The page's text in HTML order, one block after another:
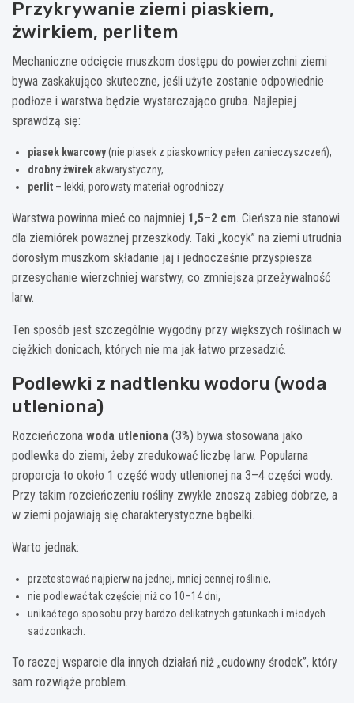
Przykrywanie ziemi piaskiem,
żwirkiem, perlitem
Mechaniczne odcięcie muszkom dostępu do powierzchni ziemi
bywa zaskakująco skuteczne, jeśli użyte zostanie odpowiednie
podłoże i warstwa będzie wystarczająco gruba. Najlepiej
sprawdzą się:
piasek kwarcowy(nie piasek z piaskownicy pełen zanieczyszczeń),
drobny żwirekakwarystyczny,
perlit – lekki, porowaty materiał ogrodniczy.
Warstwa powinna mieć co najmniej 1,5–2 cm. Cieńsza nie stanowi
dla ziemiórek poważnej przeszkody. Taki „kocyk” na ziemi utrudnia
dorosłym muszkom składanie jaj i jednocześnie przyspiesza
przesychanie wierzchniej warstwy, co zmniejsza przeżywalność
larw.
Ten sposób jest szczególnie wygodny przy większych roślinach w
ciężkich donicach, których nie ma jak łatwo przesadzić.
Podlewki z nadtlenku wodoru (woda
utleniona)
Rozcieńczona woda utleniona (3%) bywa stosowana jako
podlewka do ziemi, żeby zredukować liczbę larw. Popularna
proporcja to około 1 część wody utlenionej na 3–4 części wody.
Przy takim rozcieńczeniu rośliny zwykle znoszą zabieg dobrze, a
w ziemi pojawiają się charakterystyczne bąbelki.
Warto jednak:
przetestować najpierw na jednej, mniej cennej roślinie,
nie podlewać tak częściej niż co 10–14 dni,
unikać tego sposobu przy bardzo delikatnych gatunkach i młodych
sadzonkach.
To raczej wsparcie dla innych działań niż „cudowny środek”, który
sam rozwiąże problem.